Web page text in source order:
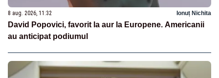
8 aug. 2026, 11:32 Ionuț Nichita
David Popovici, favorit la aur la Europene. Americanii
au anticipat podiumul